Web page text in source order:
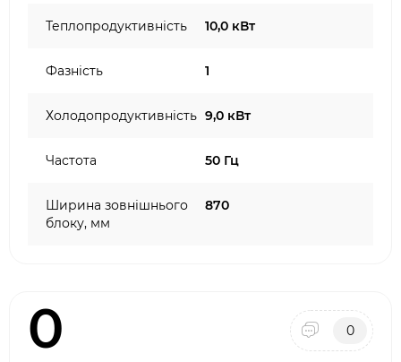
Теплопродуктивність 10,0 кВт
Фазність 1
Холодопродуктивність 9,0 кВт
Частота 50 Гц
Ширина зовнішнього
блоку, мм
870
0 0